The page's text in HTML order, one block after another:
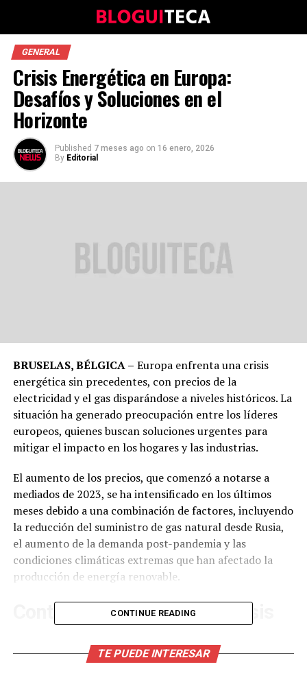
GENERAL
Crisis Energética en Europa:
Desafíos y Soluciones en el
Horizonte
Published 7 meses ago on 16 enero, 2026
By Editorial
BRUSELAS, BÉLGICA – Europa enfrenta una crisis
energética sin precedentes, con precios de la
electricidad y el gas disparándose a niveles históricos. La
situación ha generado preocupación entre los líderes
europeos, quienes buscan soluciones urgentes para
mitigar el impacto en los hogares y las industrias.
El aumento de los precios, que comenzó a notarse a
mediados de 2023, se ha intensificado en los últimos
meses debido a una combinación de factores, incluyendo
la reducción del suministro de gas natural desde Rusia,
el aumento de la demanda post-pandemia y las
condiciones climáticas extremas que han afectado la
producción de energía renovable.
Contexto y Causas de la Crisis
de debate durante años. Sin embargo, las tensiones
CONTINUE READING
TE PUEDE INTERESAR